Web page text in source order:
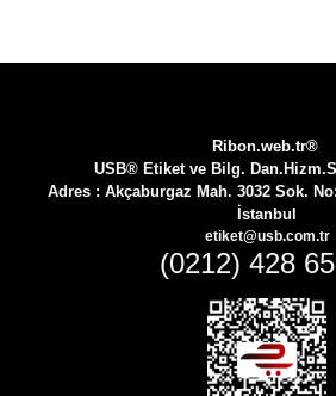
Ribon.web.tr®
USB® Etiket ve Bilg.
Adres : Akçaburgaz Mah. 3032 Sok.
İstanbul
etiket@usb.com.tr
(0212) 428